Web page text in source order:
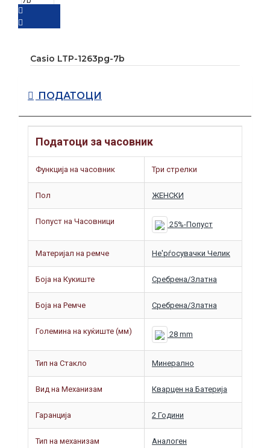
Casio LTP-1263pg-7b
ПОДАТОЦИ
Податоци за часовник
Функција на часовник Три стрелки
Пол ЖЕНСКИ
Попуст на Часовници 25%-Попуст
Материјал на ремче Не'рѓосувачки Челик
Боја на Кукиште Сребрена/Златна
Боја на Ремче Сребрена/Златна
Големина на куќиште (мм) 28 mm
Тип на Стакло Минерално
Вид на Механизам Кварцен на Батерија
Гаранција 2 Години
Тип на механизам Аналоген